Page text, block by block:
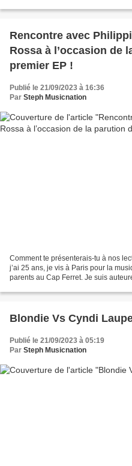
Rencontre avec
Rossa à l’occasion de
premier EP !
Publié le 21/09/2023 à 16:36
Par Steph Musicnation
Comment te présenterais-tu à nos
j’ai 25 ans, je vis à Paris pour la
parents au Cap Ferret. Je suis
Blondie Vs Cyndi
Publié le 21/09/2023 à 05:19
Par Steph Musicnation